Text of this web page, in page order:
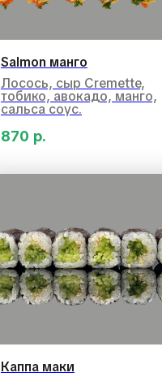
Salmon манго
Лосось, сыр Cremette,
тобико, авокадо, манго,
сальса соус.
870 р.
Каппа маки